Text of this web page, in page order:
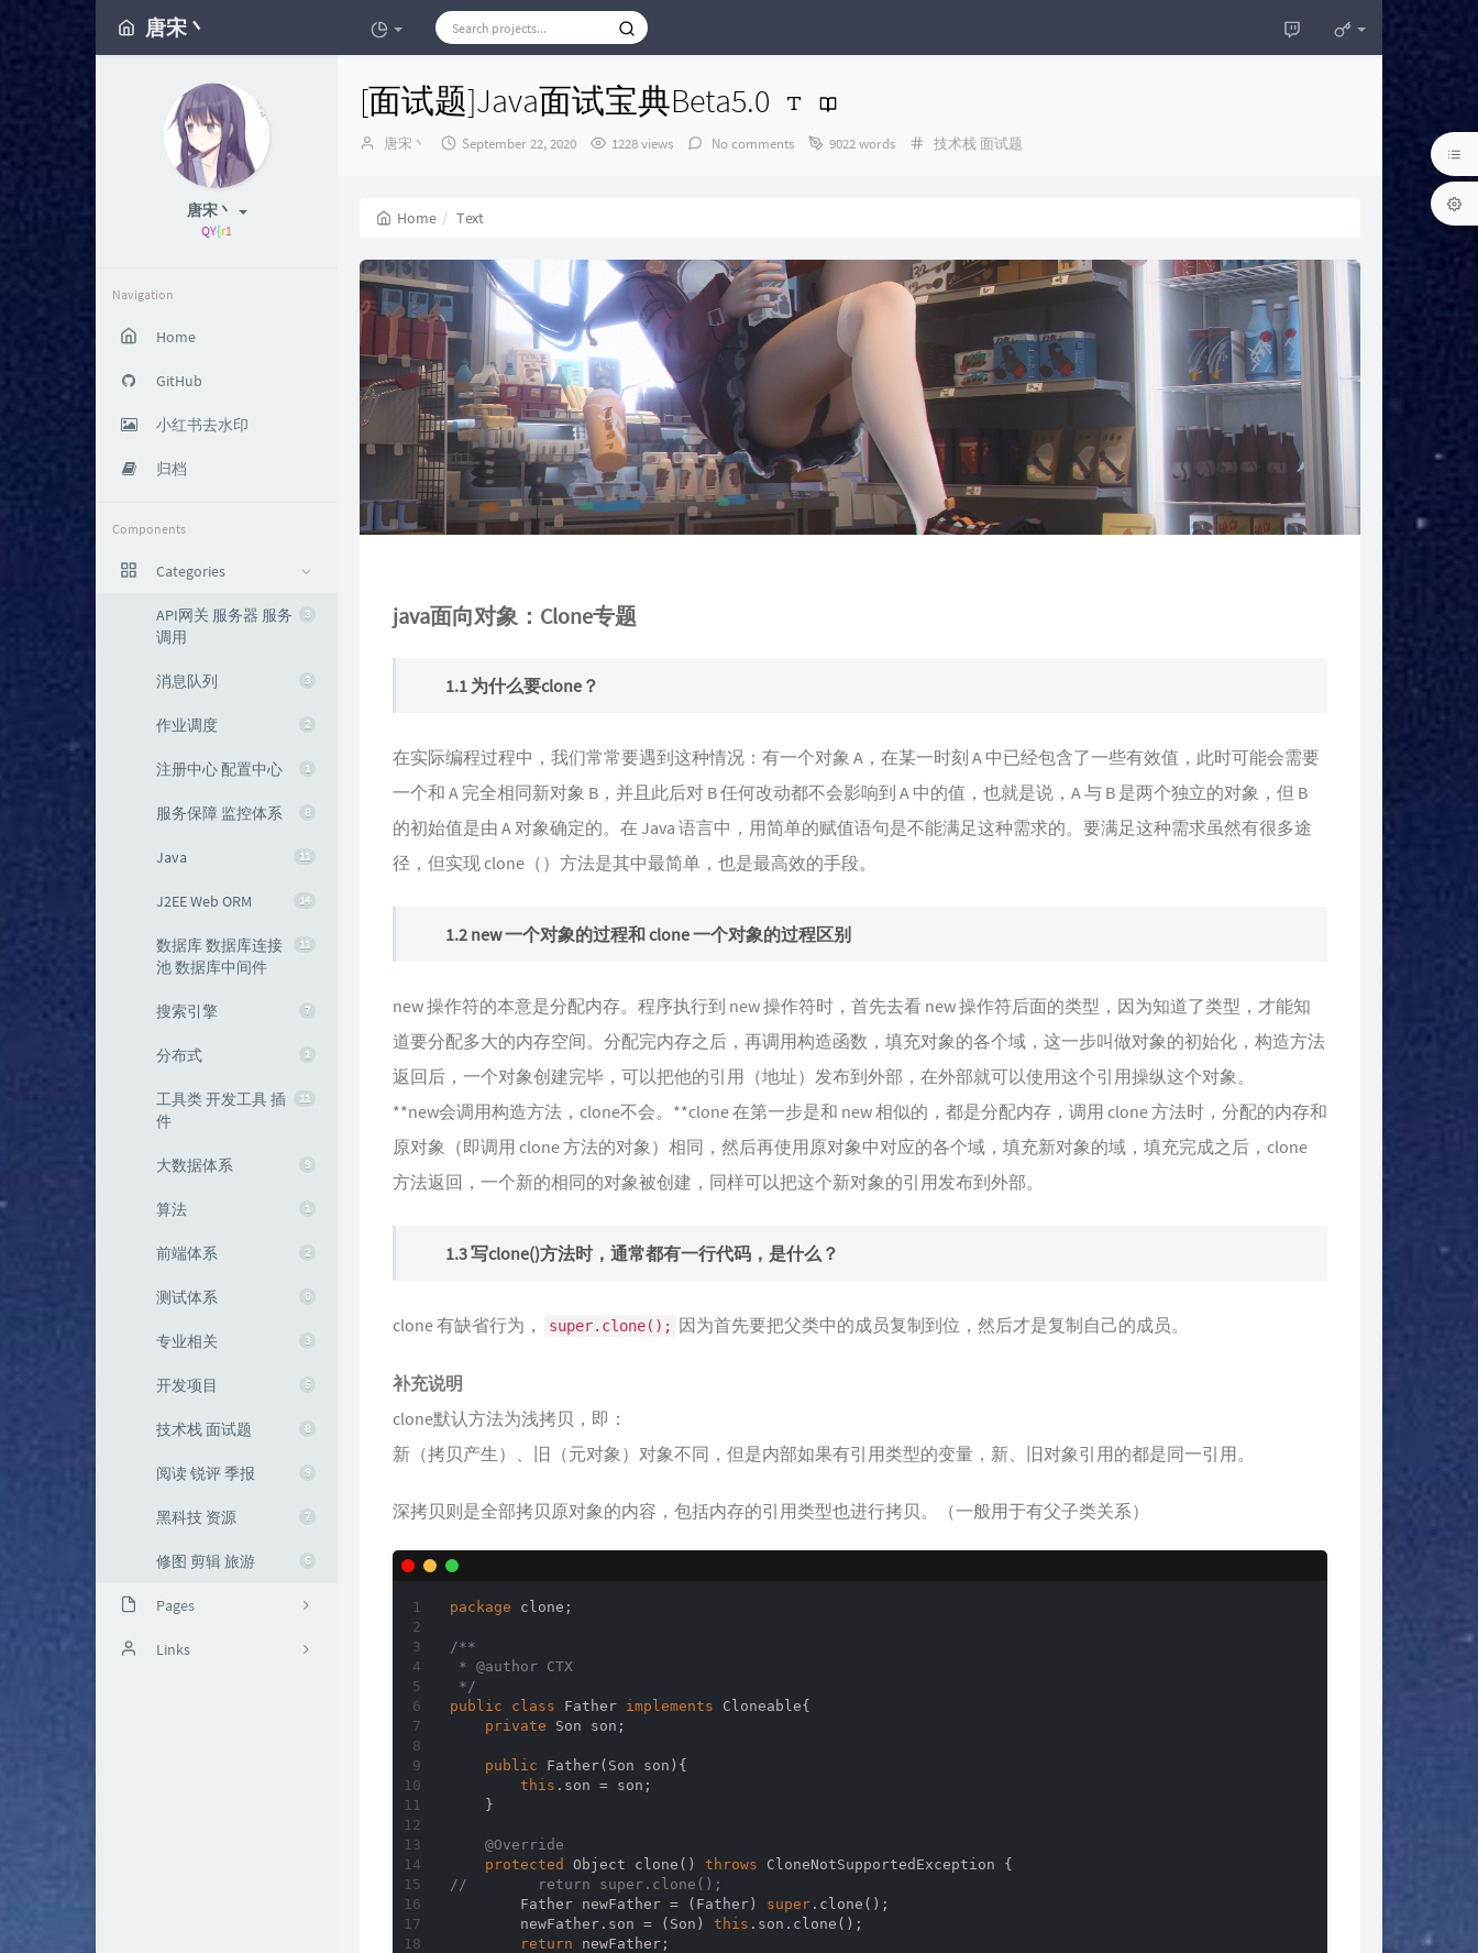
唐宋丶
唐宋丶
世中逢#
Navigation
Home
GitHub
小红书去水印
归档
Components
Categories
3
API网关 服务器 服务
调用
3
消息队列
2
作业调度
1
注册中心 配置中心
8
服务保障 监控体系
11
Java
14
J2EE Web ORM
11
数据库 数据库连接
池 数据库中间件
7
搜索引擎
1
分布式
11
工具类 开发工具 插
件
9
大数据体系
1
算法
2
前端体系
0
测试体系
3
专业相关
5
开发项目
8
技术栈 面试题
9
阅读 锐评 季报
7
黑科技 资源
6
修图 剪辑 旅游
Pages
归档Links
[面试题]Java面试宝典Beta5.0
Author：
唐宋丶
发
September 22, 2020 1228 views No comments 9022 words Categories：
技术栈 面试题
Home Text
java面向对象：Clone专题
1.1 为什么要clone？
在实际编程过程中，我们常常要遇到这种情况：有一个对象 A，在某一时刻 A 中已经包含了一些有效值，此时可能会需要
一个和 A 完全相同新对象 B，并且此后对 B 任何改动都不会影响到 A 中的值，也就是说，A 与 B 是两个独立的对象，但 B
的初始值是由 A 对象确定的。在 Java 语言中，用简单的赋值语句是不能满足这种需求的。要满足这种需求虽然有很多途
径，但实现 clone（）方法是其中最简单，也是最高效的手段。
1.2 new 一个对象的过程和 clone 一个对象的过程区别
new 操作符的本意是分配内存。程序执行到 new 操作符时，首先去看 new 操作符后面的类型，因为知道了类型，才能知
道要分配多大的内存空间。分配完内存之后，再调用构造函数，填充对象的各个域，这一步叫做对象的初始化，构造方法
返回后，一个对象创建完毕，可以把他的引用（地址）发布到外部，在外部就可以使用这个引用操纵这个对象。
**new会调用构造方法，clone不会。**clone 在第一步是和 new 相似的，都是分配内存，调用 clone 方法时，分配的内存和
原对象（即调用 clone 方法的对象）相同，然后再使用原对象中对应的各个域，填充新对象的域，填充完成之后，clone
方法返回，一个新的相同的对象被创建，同样可以把这个新对象的引用发布到外部。
1.3 写clone()方法时，通常都有一行代码，是什么？
clone 有缺省行为， super.clone(); 因为首先要把父类中的成员复制到位，然后才是复制自己的成员。
补充说明
clone默认方法为浅拷贝，即：
新（拷贝产生）、旧（元对象）对象不同，但是内部如果有引用类型的变量，新、旧对象引用的都是同一引用。
深拷贝则是全部拷贝原对象的内容，包括内存的引用类型也进行拷贝。（一般用于有父子类关系）
package clone;
/**
* @author CTX
*/
public
class Father implements Cloneable{
private Son son;
public Father(Son son) {
this .son = son;
    }
@Override
protected
Object clone () throws CloneNotSupportedException
//        return super.clone();
        Father newFather = (Father)
super .clone();
        newFather.son = (Son)
this .son.clone();
return newFather;